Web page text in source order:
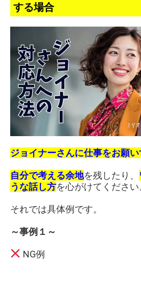
する場合
ジョイナーさんに仕事をお願
自分で考える余地を残したり、
うな話し方を心がけてください
それでは具体例です。
～事例１～
NG例